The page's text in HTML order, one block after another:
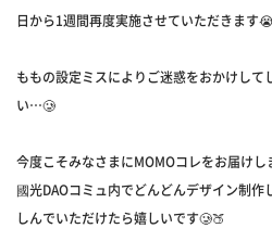
日から1週間再度実施させていただきます
ももの設定ミスによりご迷惑をおかけして
い…🥲
今度こそみなさまにMOMOコレをお届けし
國光DAOコミュ内でどんどんデザイン制
しんでいただけたら嬉しいです🥲🍑